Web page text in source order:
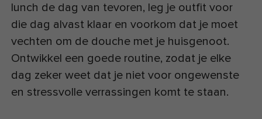
lunch de dag van tevoren, leg je outfit voor
die dag alvast klaar en voorkom dat je moet
vechten om de douche met je huisgenoot.
Ontwikkel een goede routine, zodat je elke
dag zeker weet dat je niet voor ongewenste
en stressvolle verrassingen komt te staan.